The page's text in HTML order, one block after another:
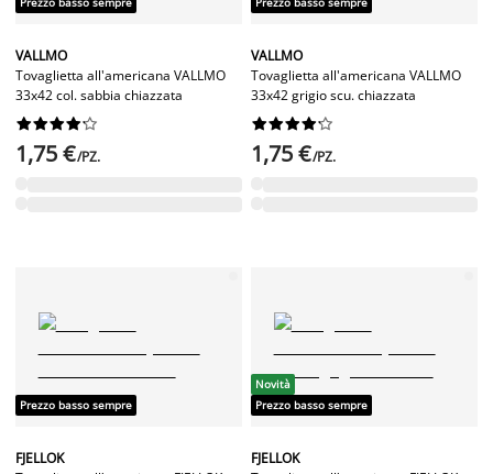
VALLMO
Tovaglietta all'americana VALLMO
33x42 col. sabbia chiazzata






1,75 €/PZ.
VALLMO
Tovaglietta all'americana VALLMO
33x42 grigio scu. chiazzata






1,75 €/PZ.
Prezzo basso sempre
FJELLOK
Novità
Prezzo basso sempre
FJELLOK